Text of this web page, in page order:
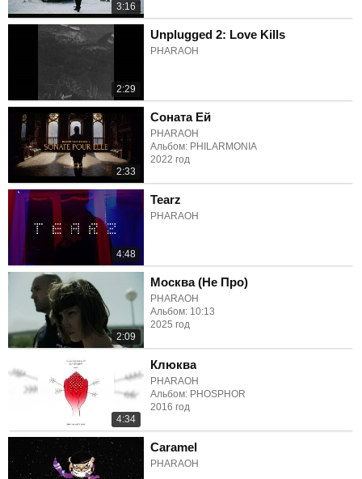
3:16
2:29
Unplugged 2: Love Kills
PHARAOH
2:33
Соната Ей
PHARAOH
Альбом: PHILARMONIA
2022 год
4:48
Tearz
PHARAOH
2:09
Москва (Не Про)
PHARAOH
Альбом: 10:13
2025 год
4:34
Клюква
PHARAOH
Альбом: PHOSPHOR
2016 год
Caramel
PHARAOH